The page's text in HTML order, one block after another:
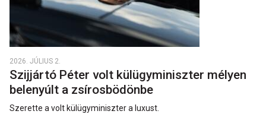
2026. JÚLIUS 2.
Szijjártó Péter volt külügyminiszter mélyen
belenyúlt a zsírosbödönbe
Szerette a volt külügyminiszter a luxust.